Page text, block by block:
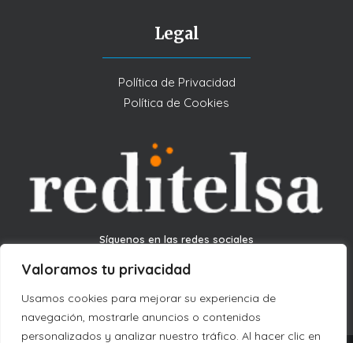
Valoramos tu privacidad
Usamos cookies para mejorar su experiencia de
navegación, mostrarle anuncios o contenidos
personalizados y analizar nuestro tráfico. Al hacer clic en
Legal
Política de Privacidad
Política de Cookies
Síguenos en las redes sociales